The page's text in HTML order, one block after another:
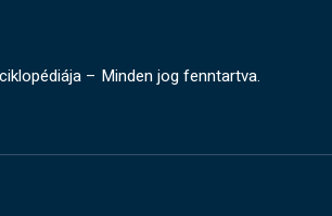
– Minden jog fenntartva.